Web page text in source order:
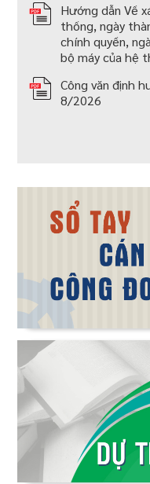
Hướng dẫn Về
thống, ngày
chính quyền,
bộ máy của hệ
Công văn định
8/2026